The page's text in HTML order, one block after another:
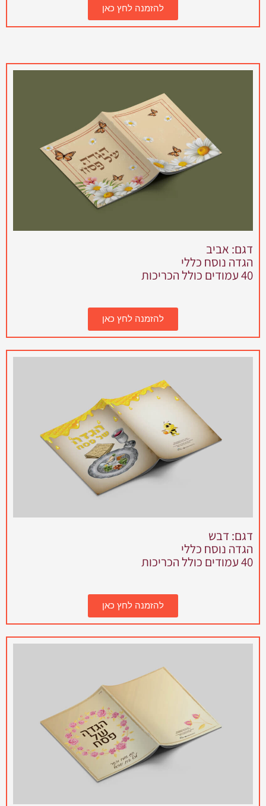
להזמנה לחץ כאן
דגם: אביב
הגדה נוסח כללי
40 עמודים כולל הכריכות
להזמנה לחץ כאן
דגם: דבש
הגדה נוסח כללי
40 עמודים כולל הכריכות
להזמנה לחץ כאן